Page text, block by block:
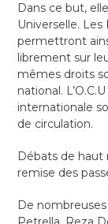
Dans ce but,
Universelle.
permettront
librement sur
mêmes droits
national.
internationale
de circulation.
Débats de haut
remise des
De